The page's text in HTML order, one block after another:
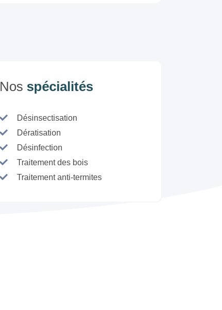
Nos spécialités
Désinsectisation
Dératisation
Désinfection
Traitement des bois
Traitement anti-termites